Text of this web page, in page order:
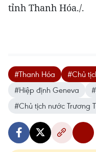
tỉnh Thanh Hóa./.
#Thanh Hóa
#Chủ
#Hiệp định Geneva
#Chủ tịch nước Trương